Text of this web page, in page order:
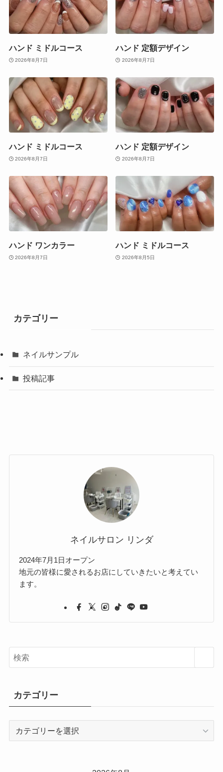
ハンド ミドルコース
2026年8月7日
ハンド 定額デザイン
2026年8月7日
ハンド ミドルコース
2026年8月7日
ハンド 定額デザイン
2026年8月7日
ハンド ワンカラー
2026年8月7日
ハンド ミドルコース
2026年8月5日
カテゴリー
ネイルサンプル
投稿記事
ネイルサロン リンダ
2024年7月1日オープン
地元の皆様に愛されるお店にしていきたいと考えてい
ます。
カテゴリー